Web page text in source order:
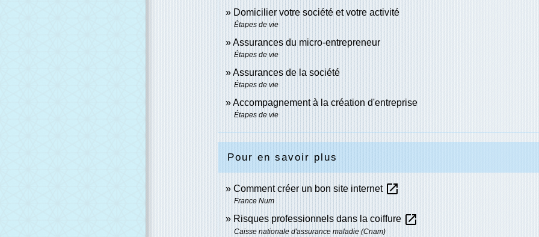
Domicilier votre société et votre activité
Étapes de vie
Assurances du micro-entrepreneur
Étapes de vie
Assurances de la société
Étapes de vie
Accompagnement à la création d'entreprise
Étapes de vie
Pour en savoir plus
Comment créer un bon site internet open_in_new
France Num
Risques professionnels dans la coiffure open_in_new
Caisse nationale d'assurance maladie (Cnam)